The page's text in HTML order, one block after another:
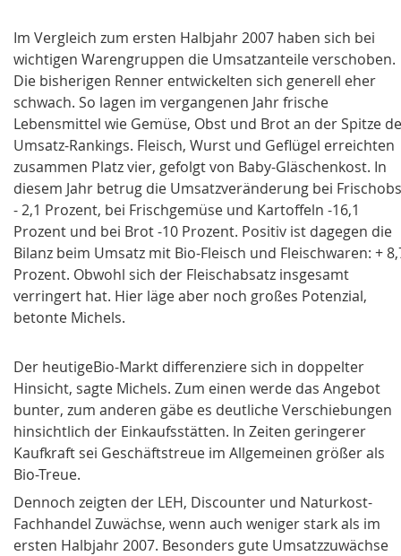
Im Vergleich zum ersten Halbjahr 2007 haben sich bei
wichtigen Warengruppen die Umsatzanteile verschoben.
Die bisherigen Renner entwickelten sich generell eher
schwach. So lagen im vergangenen Jahr frische
Lebensmittel wie Gemüse, Obst und Brotan der Spitze
Umsatz-Rankings. Fleisch, Wurst und Geflügel erreichten
zusammen Platz vier, gefolgt von Baby-Gläschenkost. In
diesem Jahr betrug die Umsatzveränderung bei
- 2,1 Prozent, bei Frischgemüse und Kartoffeln -16,1
Prozent und bei Brot -10 Prozent. Positiv ist dagegen die
Bilanz beim Umsatz mit Bio-Fleisch und Fleischwaren: +
Prozent. Obwohl sich der Fleischabsatz insgesamt
verringert hat. Hier läge aber noch großes Potenzial,
betonte Michels.
Der heutigeBio-Markt differenziere sich in doppelter
Hinsicht, sagte Michels. Zum einen werde das Angebot
bunter, zum anderen gäbe es deutliche Verschiebungen
hinsichtlich der Einkaufsstätten. In Zeiten geringerer
Kaufkraft sei Geschäftstreue im Allgemeinen größer als
Bio-Treue.
Dennoch zeigten der LEH, Discounter und Naturkost-
Fachhandel Zuwächse, wenn auch weniger stark als im
ersten Halbjahr 2007. Besonders gute Umsatzzuwächse